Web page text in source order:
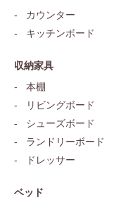
カウンター
キッチンボード
収納家具
本棚
リビングボード
シューズボード
ランドリーボード
ドレッサー
ベッド